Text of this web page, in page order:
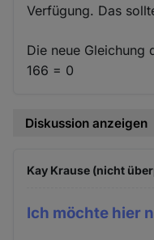
Verfügung. Das
Die neue Gleichung
166 = 0
Diskussion anzeigen
Kay Krause (nicht
Ich möchte hier